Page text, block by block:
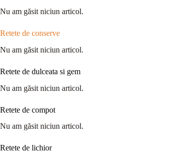
Nu am găsit niciun articol.
Retete de conserve
Nu am găsit niciun articol.
Retete de dulceata si gem
Nu am găsit niciun articol.
Retete de compot
Nu am găsit niciun articol.
Retete de lichior